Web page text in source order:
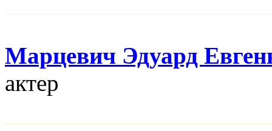
Марцевич Эдуард
актер